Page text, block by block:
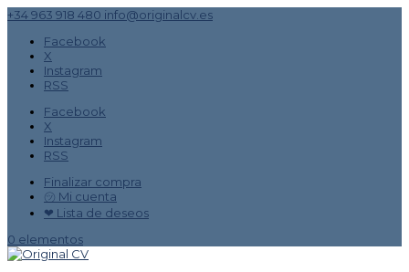
+34 963 918 480 info@originalcv.es
Facebook
X
Instagram
RSS
Facebook
X
Instagram
RSS
Finalizar compra
㋡ Mi cuenta
❤ Lista de deseos
0 elementos